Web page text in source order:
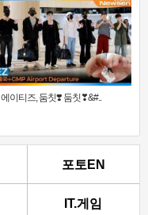
에이티즈, 둠칫❣️ 둠칫❣&#..
포토EN
IT.게임